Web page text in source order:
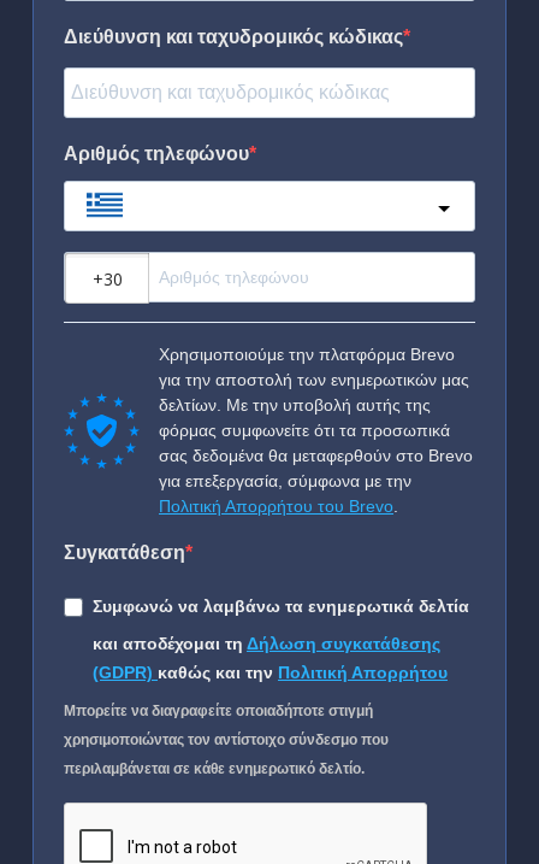
Διεύθυνση και ταχυδρομικός κώδικας
Αριθμός τηλεφώνου
Χρησιμοποιούμε την πλατφόρμα Brevo
για την αποστολή των ενημερωτικών μας
δελτίων. Με την υποβολή αυτής της
φόρμας συμφωνείτε ότι τα προσωπικά
σας δεδομένα θα μεταφερθούν στο Brevo
για επεξεργασία, σύμφωνα με την
Πολιτική Απορρήτου του Brevo
Συγκατάθεση
Συμφωνώ να λαμβάνω τα ενημερωτικά δελτία
και αποδέχομαι τη Δήλωση συγκατάθεσης
(GDPR) καθώς και την Πολιτική Απορρήτου
Μπορείτε να διαγραφείτε οποιαδήποτε στιγμή
χρησιμοποιώντας τον αντίστοιχο σύνδεσμο που
περιλαμβάνεται σε κάθε ενημερωτικό δελτίο.